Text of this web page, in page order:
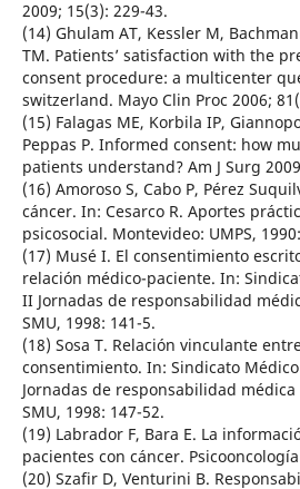
2009; 15(3): 229-43.
(14) Ghulam AT, Kessler M,
TM. Patients’ satisfaction with the
consent procedure: a multicenter
switzerland. Mayo Clin Proc 2006;
(15) Falagas ME, Korbila IP,
Peppas P. Informed consent: how
patients understand? Am J Surg
(16) Amoroso S, Cabo P, Pérez
cáncer. In: Cesarco R. Aportes
psicosocial. Montevideo: UMPS,
(17) Musé I. El consentimiento
relación médico-paciente. In:
II Jornadas de responsabilidad
SMU, 1998: 141-5.
(18) Sosa T. Relación vinculante
consentimiento. In: Sindicato
Jornadas de responsabilidad
SMU, 1998: 147-52.
(19) Labrador F, Bara E. La
pacientes con cáncer.
(20) Szafir D, Venturini B.